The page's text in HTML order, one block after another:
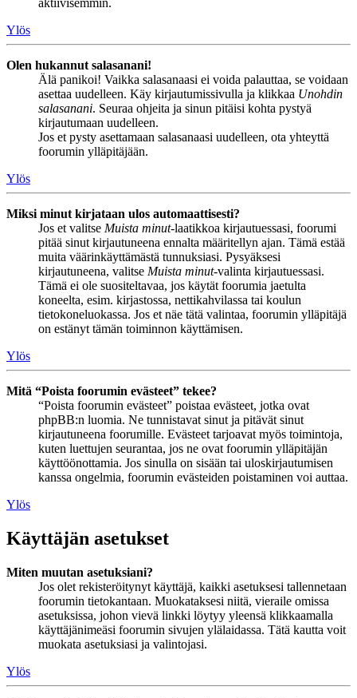
aktiivisemmin.
Ylös
Olen hukannut salasanani!
Älä panikoi! Vaikka salasanaasi ei voida palauttaa, se voidaan
asettaa uudelleen. Käy kirjautumissivulla ja klikkaa Unohdin
salasanani. Seuraa ohjeita ja sinun pitäisi kohta pystyä
kirjautumaan uudelleen.
Jos et pysty asettamaan salasanaasi uudelleen, ota yhteyttä
foorumin ylläpitäjään.
Ylös
Miksi minut kirjataan ulos automaattisesti?
Jos et valitse Muista minut-laatikkoa kirjautuessasi, foorumi
pitää sinut kirjautuneena ennalta määritellyn ajan. Tämä estää
muita väärinkäyttämästä tunnuksiasi. Pysyäksesi
kirjautuneena, valitse Muista minut-valinta kirjautuessasi.
Tämä ei ole suositeltavaa, jos käytät foorumia jaetulta
koneelta, esim. kirjastossa, nettikahvilassa tai koulun
tietokoneluokassa. Jos et näe tätä valintaa, foorumin ylläpitäjä
on estänyt tämän toiminnon käyttämisen.
Ylös
Mitä “Poista foorumin evästeet” tekee?
“Poista foorumin evästeet” poistaa evästeet, jotka ovat
phpBB:n luomia. Ne tunnistavat sinut ja pitävät sinut
kirjautuneena foorumille. Evästeet tarjoavat myös toimintoja,
kuten luettujen seurantaa, jos ne ovat foorumin ylläpitäjän
käyttöönottamia. Jos sinulla on sisään tai uloskirjautumisen
kanssa ongelmia, foorumin evästeiden poistaminen voi auttaa.
Ylös
Käyttäjän asetukset
Miten muutan asetuksiani?
Jos olet rekisteröitynyt käyttäjä, kaikki asetuksesi tallennetaan
foorumin tietokantaan. Muokataksesi niitä, vieraile omissa
asetuksissa, johon vievä linkki löytyy yleensä klikkaamalla
käyttäjänimeäsi foorumin sivujen ylälaidassa. Tätä kautta voit
muokata asetuksiasi ja valintojasi.
Ylös